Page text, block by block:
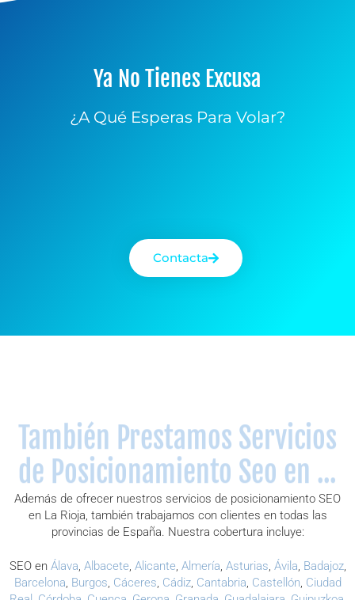
Ya No Tienes Excusa
¿A Qué Esperas Para Volar?
Contacta
También Prestamos Servicios
de Posicionamiento Seo en ...
Además de ofrecer nuestros servicios de posicionamiento SEO
en La Rioja, también trabajamos con clientes en todas las
provincias de España. Nuestra cobertura incluye:
SEO en Álava, Albacete, Alicante, Almería, Asturias, Ávila, Badajoz,
Barcelona, Burgos, Cáceres, Cádiz, Cantabria, Castellón, Ciudad